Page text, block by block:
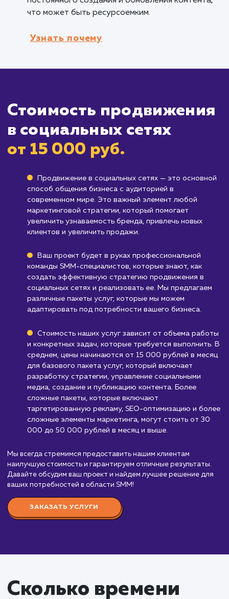
Компаниям, желающим увеличить
вовлеченность клиентов
предоставляют уникальную возможность
Кому не подходит данный
Бизнесам, целевая аудитория которых
активна в социальных сетях
часть вашей целевой аудитории не
социальные сети, вложения в продвижение
этих платформах могут быть
Компаниям, которые не готовы
обновлять контент : Эффективное
постоянного создания и обновления
что может быть ресурсоемким.
Узнать почему
Стоимость
в социальных сетях
от 15 000 руб.
Продвижение в социальных сетях — это
способ общения бизнеса с аудиторией в
современном мире. Это важный элемент любой
маркетинговой стратегии, который помогает
увеличить узнаваемость бренда, привлечь новых
клиентов и увеличить продажи.
различные пакеты услуг, которые мы можем